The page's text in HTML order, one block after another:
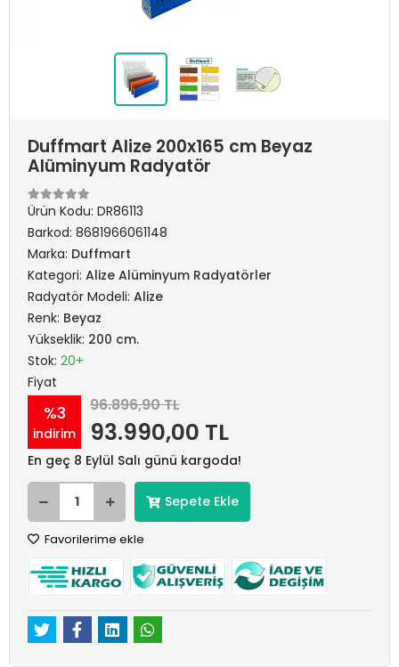
Duffmart Alize 200x165 cm Beyaz
Alüminyum Radyatör
Ürün Kodu: DR86113
Barkod: 8681966061148
Marka: Duffmart
Kategori: Alize Alüminyum Radyatörler
Radyatör Modeli: Alize
Renk: Beyaz
Yükseklik: 200 cm.
Stok: 20+
Fiyat
%3
indirim
96.896,90 TL
93.990,00 TL
En geç 8 Eylül Salı günü kargoda!
Sepete Ekle
Favorilerime ekle